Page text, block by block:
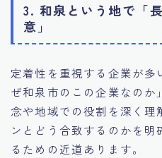
3. 和泉という地で「
意」
定着性を重視する企業が
ぜ和泉市のこの企業なの
念や地域での役割を深く理
ンとどう合致するのかを
るための近道あります。